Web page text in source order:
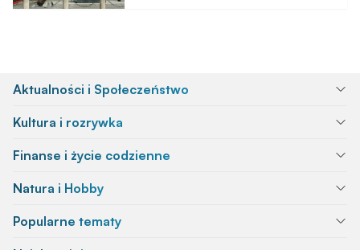
Aktualności i Społeczeństwo
Kultura i rozrywka
Finanse i życie codzienne
Natura i Hobby
Popularne tematy